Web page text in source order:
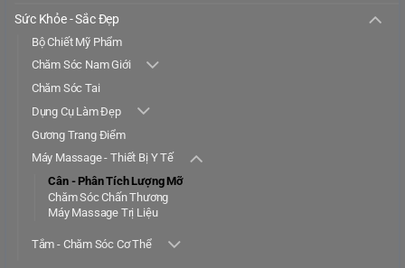
Sức Khỏe - Sắc Đẹp
Bộ Chiết Mỹ Phẩm
Chăm Sóc Nam Giới
Chăm Sóc Tai
Dụng Cụ Làm Đẹp
Gương Trang Điểm
Máy Massage - Thiết Bị Y Tế
Cân - Phân Tích Lượng Mỡ
Chăm Sóc Chấn Thương
Máy Massage Trị Liệu
Tắm - Chăm Sóc Cơ Thể